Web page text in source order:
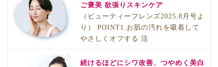
ご褒美 欲張りスキンケア
（ビューティーフレンズ2025.8月号よ
り） POINT1.お肌の汚れを吸着して
やさしくオフする 活
続けるほどにシワ改善、つやめく美白